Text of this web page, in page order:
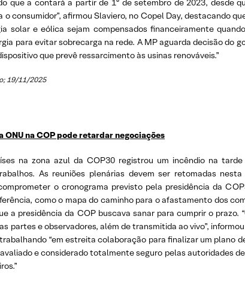
que a contará a partir de 1º de setembro de 2023, desde
o consumidor”, afirmou Slaviero, no Copel Day, destacando
solar e eólica sejam compensados financeiramente
para evitar sobrecarga na rede. A MP aguarda decisão
que prevê ressarcimento às usinas renováveis.”
19/11/2025
ONU na COP pode retardar negociações
na zona azul da COP30 registrou um incêndio na
As reuniões plenárias devem ser retomadas
o cronograma previsto pela presidência da
como o mapa do caminho para o afastamento dos
a presidência da COP buscava sanar para cumprir o
partes e observadores, além de transmitida ao vivo”,
“em estreita colaboração para finalizar um plano
e considerado totalmente seguro pelas autoridades